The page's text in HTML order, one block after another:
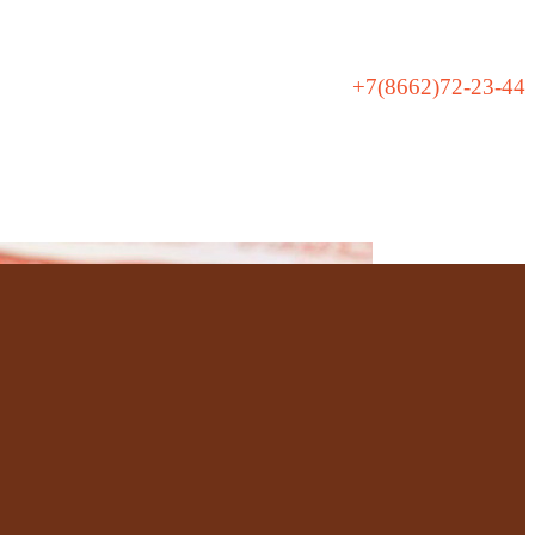
+7(8662)72-23-44